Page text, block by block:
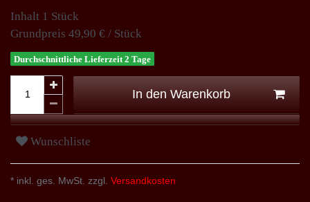
Inhalt 1 Stück
Grundpreis 49,90 € / Stück
Durchschnittliche Lieferzeit 2 Tage
In den Warenkorb
Wunschliste
* inkl. ges. MwSt. zzgl. Versandkosten